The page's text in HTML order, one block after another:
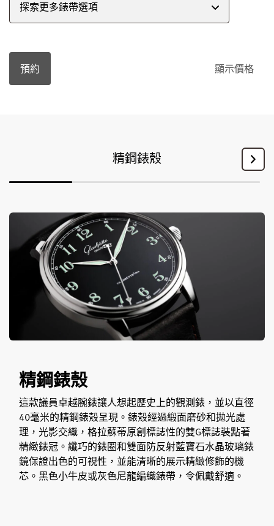
探索更多錶帶選項
預約 顯示價格
精鋼錶殼
精鋼錶殼
這款議員卓越腕錶讓人想起歷史上的觀測錶，並以直徑
40毫米的精鋼錶殼呈現。錶殼經過緞面磨砂和拋光處
理，光影交織，格拉蘇蒂原創標誌性的雙G標誌裝點著
精緻錶冠。纖巧的錶圈和雙面防反射藍寶石水晶玻璃錶
鏡保證出色的可視性，並能清晰的展示精緻修飾的機
芯。黑色小牛皮或灰色尼龍編織錶帶，令佩戴舒適。